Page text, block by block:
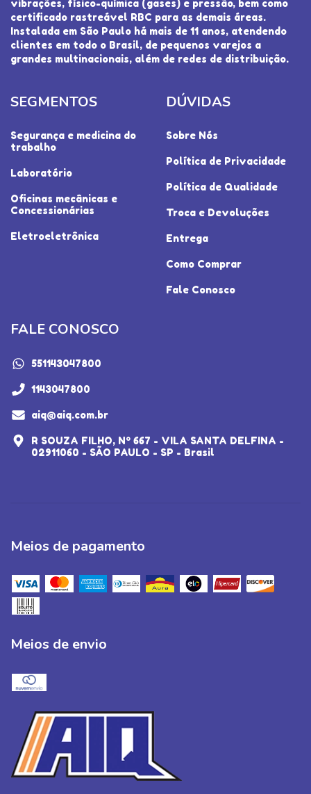
vibrações, físico-química (gases) e pressão, bem como
certificado rastreável RBC para as demais áreas.
Instalada em São Paulo há mais de 11 anos, atendendo
clientes em todo o Brasil, de pequenos varejos a
grandes multinacionais, além de redes de distribuição.
SEGMENTOS
Segurança e medicina do
trabalho
Laboratório
Oficinas mecânicas e
Concessionárias
Eletroeletrônica
DÚVIDAS
Sobre Nós
Política de Privacidade
Política de Qualidade
Troca e Devoluções
Entrega
Como Comprar
Fale Conosco
FALE CONOSCO
551143047800
1143047800
aiq@aiq.com.br
R SOUZA FILHO, Nº 667 - VILA SANTA DELFINA -
02911060 - SÃO PAULO - SP - Brasil
Meios de pagamento
Meios de envio